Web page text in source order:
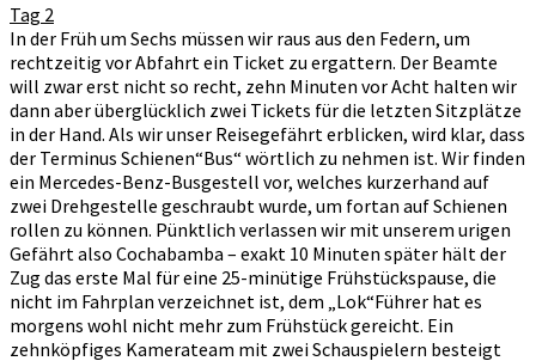
Tag 2
In der Früh um Sechs müssen wir raus aus den Federn, um
rechtzeitig vor Abfahrt ein Ticket zu ergattern. Der Beamte
will zwar erst nicht so recht, zehn Minuten vor Acht halten wir
dann aber überglücklich zwei Tickets für die letzten Sitzplätze
in der Hand. Als wir unser Reisegefährt erblicken, wird klar, dass
der Terminus Schienen“Bus“ wörtlich zu nehmen ist. Wir finden
ein Mercedes-Benz-Busgestell vor, welches kurzerhand auf
zwei Drehgestelle geschraubt wurde, um fortan auf Schienen
rollen zu können. Pünktlich verlassen wir mit unserem urigen
Gefährt also Cochabamba – exakt 10 Minuten später hält der
Zug das erste Mal für eine 25-minütige Frühstückspause, die
nicht im Fahrplan verzeichnet ist, dem „Lok“Führer hat es
morgens wohl nicht mehr zum Frühstück gereicht. Ein
zehnköpfiges Kamerateam mit zwei Schauspielern besteigt